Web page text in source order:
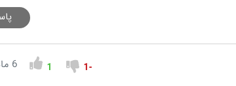
-1
1 6 ماه پیش